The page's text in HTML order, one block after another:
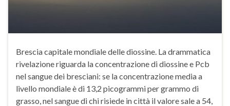
Brescia capitale mondiale delle diossine. La drammatica
rivelazione riguarda la concentrazione di diossine e Pcb
nel sangue dei bresciani: se la concentrazione media a
livello mondiale è di 13,2 picogrammi per grammo di
grasso, nel sangue di chi risiede in città il valore sale a 54,